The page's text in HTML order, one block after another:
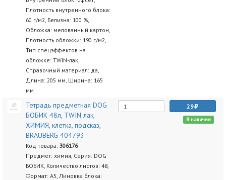
Плотность внутренного блока:
60 г/м2, Белизна: 100 %,
Обложка: мелованный картон,
Плотность обложки: 190 г/м2,
Тип спецэффектов на
обложке: TWIN-лак,
Справочный материал: да,
Длина: 205 мм, Ширина: 165
мм
Тетрадь предметная DOG
БОБИК 48л, TWIN лак,
ХИМИЯ, клетка, подсказ,
BRAUBERG 404793
Код товара: 306176
Предмет: химия, Серия: DOG
БОБИК, Количество листов: 48,
Формат: А5, Линовка блока:
29
В наличии